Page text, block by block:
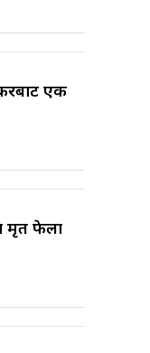
एक
मृत फेला